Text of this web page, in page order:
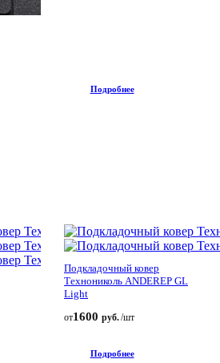
Подробнее
Подкладочный ковер
Технониколь ANDEREP GL
Light
от1600 руб./шт
Подробнее